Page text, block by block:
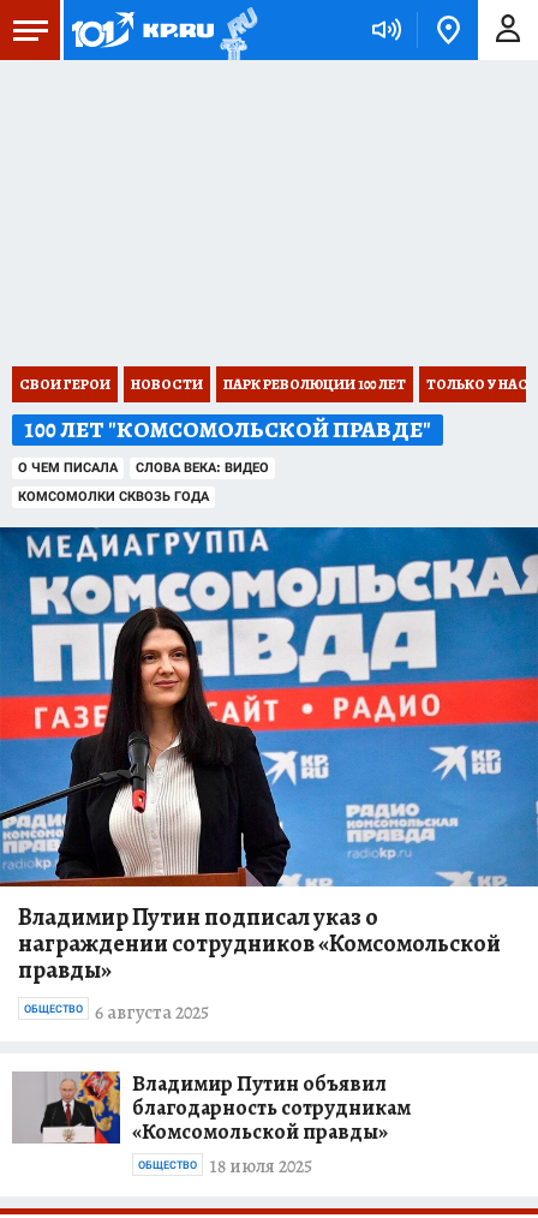
СВОИ ГЕРОИ НОВОСТИ ПАРК РЕВОЛЮЦИИ 100 ЛЕТ ТОЛЬКО У НАС
100 ЛЕТ "КОМСОМОЛЬСКОЙ ПРАВДЕ"
О ЧЕМ ПИСАЛА
СЛОВА ВЕКА: ВИДЕО
КОМСОМОЛКИ СКВОЗЬ ГОДА
Владимир Путин подписал указ о
награждении сотрудников «Комсомольской
правды»
6 августа 2025
ОБЩЕСТВО
Владимир Путин объявил
благодарность сотрудникам
«Комсомольской правды»
18 июля 2025
ОБЩЕСТВО